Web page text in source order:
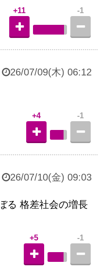
-1
+11
26/07/09(木) 06:12
-1
+4
26/07/10(金) 09:03
る 格差社会の増長
-1
+5